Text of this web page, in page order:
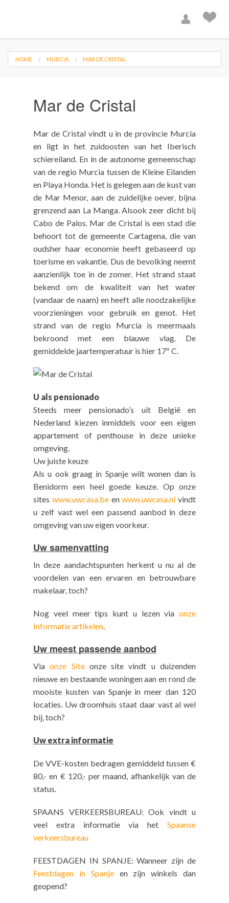
HOME MURCIA MAR DE CRISTAL
Mar de Cristal
Mar de Cristal vindt u in de provincie Murcia
en ligt in het zuidoosten van het Iberisch
schiereiland. En in de autonome gemeenschap
van de regio Murcia tussen de Kleine Eilanden
en Playa Honda. Het is gelegen aan de kust van
de Mar Menor, aan de zuidelijke oever, bijna
grenzend aan La Manga. Alsook zeer dicht bij
Cabo de Palos. Mar de Cristal is een stad die
behoort tot de gemeente Cartagena, die van
oudsher haar economie heeft gebaseerd op
toerisme en vakantie. Dus de bevolking neemt
aanzienlijk toe in de zomer. Het strand staat
bekend om de kwaliteit van het water
(vandaar de naam) en heeft alle noodzakelijke
voorzieningen voor gebruik en genot. Het
strand van de regio Murcia is meermaals
bekroond met een blauwe vlag. De
gemiddelde jaartemperatuur is hier 17º C.
U als pensionado
Steeds meer pensionado’s uit België en
Nederland kiezen inmiddels voor een eigen
appartement of penthouse in deze unieke
omgeving.
Uw juiste keuze
Als u ook graag in Spanje wilt wonen dan is
Benidorm een heel goede keuze. Op onze
sites www.uwcasa.beenwww.uwcasa.nl vindt
u zelf vast wel een passend aanbod in deze
omgeving van uw eigen voorkeur.
Uw samenvatting
In deze aandachtspunten herkent u nu al de
voordelen van een ervaren en betrouwbare
makelaar, toch?
Nog veel meer tips kunt u lezen via onze
Informatie artikelen.
Uw meest passende aanbod
Viaonze Siteonze site vindt u duizenden
nieuwe en bestaande woningen aan en rond de
mooiste kusten van Spanje in meer dan 120
locaties. Uw droomhuis staat daar vast al wel
bij, toch?
Uw extra informatie
De VVE-kosten bedragen gemiddeld tussen €
80,- en € 120,- per maand, afhankelijk van de
status.
SPAANS VERKEERSBUREAU: Ook vindt u
veel extra informatie via het Spaanse
verkeersbureau
FEESTDAGEN IN SPANJE: Wanneer zijn de
Feestdagen in Spanjeen zijn winkels dan
geopend?